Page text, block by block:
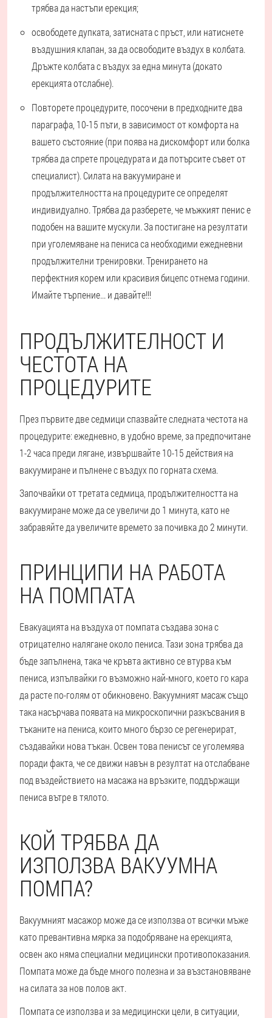
трябва да настъпи ерекция;
освободете дупката, затисната с пръст, или натиснете
въздушния клапан, за да освободите въздух в колбата.
Дръжте колбата с въздух за една минута (докато
ерекцията отслабне).
Повторете процедурите, посочени в предходните два
параграфа, 10-15 пъти, в зависимост от комфорта на
вашето състояние (при поява на дискомфорт или болка
трябва да спрете процедурата и да потърсите съвет от
специалист). Силата на вакуумиране и
продължителността на процедурите се определят
индивидуално. Трябва да разберете, че мъжкият пенис е
подобен на вашите мускули. За постигане на резултати
при уголемяване на пениса са необходими ежедневни
продължителни тренировки. Тренирането на
перфектния корем или красивия бицепс отнема години.
Имайте търпение... и давайте!!!
ПРОДЪЛЖИТЕЛНОСТ И
ЧЕСТОТА НА
ПРОЦЕДУРИТЕ
През първите две седмици спазвайте следната честота на
процедурите: ежедневно, в удобно време, за предпочитане
1-2 часа преди лягане, извършвайте 10-15 действия на
вакуумиране и пълнене с въздух по горната схема.
Започвайки от третата седмица, продължителността на
вакуумиране може да се увеличи до 1 минута, като не
забравяйте да увеличите времето за почивка до 2 минути.
ПРИНЦИПИ НА РАБОТА
НА ПОМПАТА
Евакуацията на въздуха от помпата създава зона с
отрицателно налягане около пениса. Тази зона трябва да
бъде запълнена, така че кръвта активно се втурва към
пениса, изпълвайки го възможно най-много, което го кара
да расте по-голям от обикновено. Вакуумният масаж също
така насърчава появата на микроскопични разкъсвания в
тъканите на пениса, които много бързо се регенерират,
създавайки нова тъкан. Освен това пенисът се уголемява
поради факта, че се движи навън в резултат на отслабване
под въздействието на масажа на връзките, поддържащи
пениса вътре в тялото.
КОЙ ТРЯБВА ДА
ИЗПОЛЗВА ВАКУУМНА
ПОМПА?
Вакуумният масажор може да се използва от всички мъже
като превантивна мярка за подобряване на ерекцията,
освен ако няма специални медицински противопоказания.
Помпата може да бъде много полезна и за възстановяване
на силата за нов полов акт.
Помпата се използва и за медицински цели, в ситуации,